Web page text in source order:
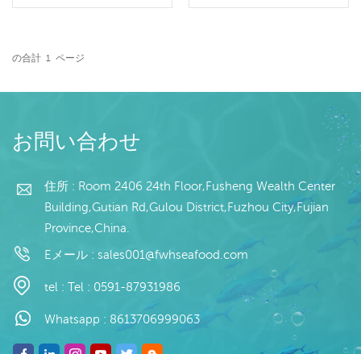
全体を軽くする グレージ
バッグ,10kg /織りバッグ
売モデル：卸売/輸出 min .
払い：TT/С確認された取
消不能のLCを一目で 発
起源：中国 ブランド：fu
wang hang 販売モデル：
卸売/輸出 支払い：TT/С確
認された取消不能のLCを
一目で 発送：入金確認後
processus : normes de
traitement : lavage en
machine, travail manuel.
Pourcentage de glace :
の合計 1 ページ
お問い合わせ
住所 : Room 2406 24th Floor,Fusheng Wealth Center
Building,Gutian Rd,Gulou District,Fuzhou City,Fujian
Province,China.
Eメール : sales001@fwhseafood.com
tel : Tel : 0591-87931986
Whatsapp : 8613706999063